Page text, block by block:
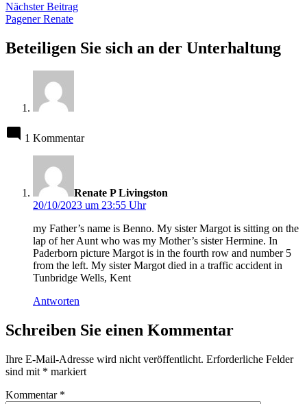
Nächster BeitragNächster
Pagener Renate
Beteiligen Sie sich an der Unterhaltung
1 Kommentar
Renate P Livingston
20/10/2023 um 23:55 Uhr
my Father’s name is Benno. My sister Margot is sitting on the
lap of her Aunt who was my Mother’s sister Hermine. In
Paderborn picture Margot is in the fourth row and number 5
from the left. My sister Margot died in a traffic accident in
Tunbridge Wells, Kent
Antworten
Schreiben Sie einen Kommentar
Ihre E-Mail-Adresse wird nicht veröffentlicht. Erforderliche Felder
sind mit * markiert
Kommentar *